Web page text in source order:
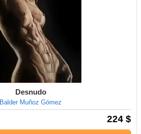
Desnudo
Balder Muñoz Gómez
224 $